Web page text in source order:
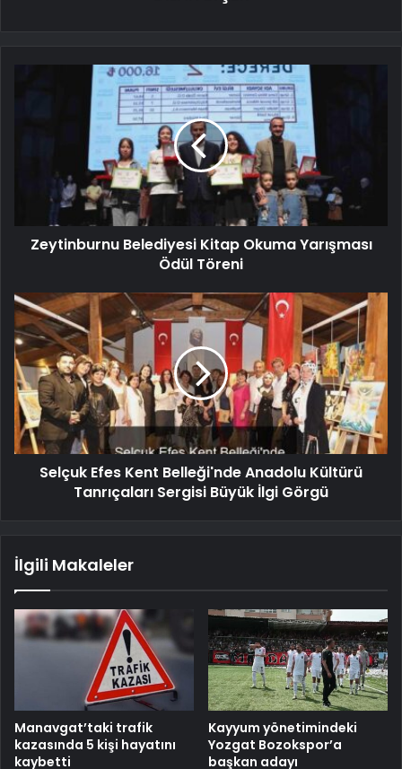
Zeytinburnu Belediyesi Kitap Okuma Yarışması
Ödül Töreni
Selçuk Efes Kent Belleği'nde Anadolu Kültürü
Tanrıçaları Sergisi Büyük İlgi Görgü
İlgili Makaleler
Manavgat’taki trafik
kazasında 5 kişi hayatını
kaybetti
Kayyum yönetimindeki
Yozgat Bozokspor’a
başkan adayı